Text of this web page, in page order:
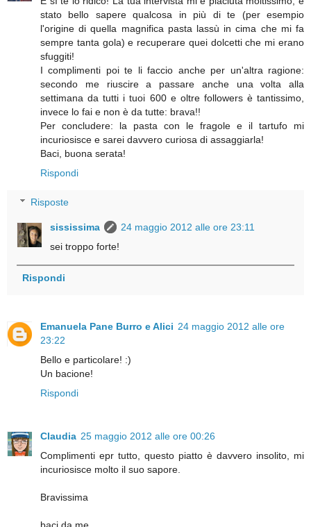
stato bello sapere qualcosa in più di te (per esempio
l'origine di quella magnifica pasta lassù in cima che mi fa
sempre tanta gola) e recuperare quei dolcetti che mi erano
sfuggiti!
I complimenti poi te li faccio anche per un'altra ragione:
secondo me riuscire a passare anche una volta alla
settimana da tutti i tuoi 600 e oltre followers è tantissimo,
invece lo fai e non è da tutte: brava!!
Per concludere: la pasta con le fragole e il tartufo mi
incuriosisce e sarei davvero curiosa di assaggiarla!
Baci, buona serata!
Rispondi
Risposte
sississima
24 maggio 2012 alle ore 23:11
sei troppo forte!
Rispondi
Emanuela Pane Burro e Alici 24 maggio 2012 alle ore
23:22
Bello e particolare! :)
Un bacione!
Rispondi
Claudia 25 maggio 2012 alle ore 00:26
Complimenti epr tutto, questo piatto è davvero insolito, mi
incuriosisce molto il suo sapore.
Bravissima